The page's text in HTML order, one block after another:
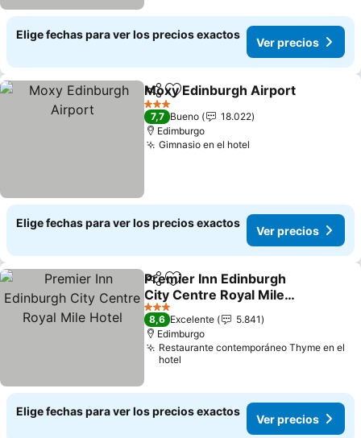
Elige fechas para ver los precios exactos
Ver precios
CompartirAgregar a favoritos
Moxy Edinburgh Airport
3 Estrellas
7,7 Bueno
18.022
Edimburgo
Gimnasio en el hotel
Elige fechas para ver los precios exactos
Ver precios
CompartirAgregar a favoritos
Premier Inn Edinburgh
City Centre Royal Mile
Hotel
3 Estrellas
8,6 Excelente
5.841
Edimburgo
Restaurante contemporáneo Thyme en el
hotel
Elige fechas para ver los precios exactos
Ver precios